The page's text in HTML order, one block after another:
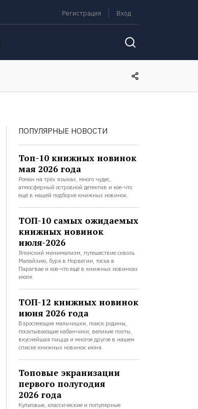
Регистрация Вход
ПОПУЛЯРНЫЕ НОВОСТИ
Топ-10 книжных новинок
мая 2026 года
Роман на трёх языках, много чудес,
атмосферный островной детектив и кое-что
ещё в нашей подборке книжных новинок.
ТОП-10 самых ожидаемых
книжных новинок
июля-2026
Японский минимализм, путешествие сквозь
Малайзию, буря в Норвегии, тоска в
Парагвае и кое-что ещё в книжных новинках
июля.
ТОП-12 книжных новинок
июня 2026 года
Взрослеющие мальчишки, поиск родины,
посапывающие кабанчики, великие поэты,
вкуснейшая пицца и многое другое в нашем
списке книжных новинок июня.
Топовые экранизации
первого полугодия
2026 года
Культовые, классические и популярные